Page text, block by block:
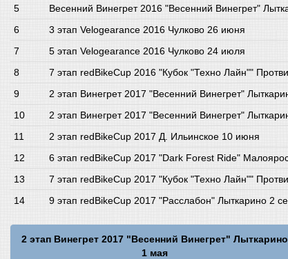
Весенний Винегрет 2016 "Весенний Винегрет"
3 этап Velogearance 2016 Чулково 26 июня
5 этап Velogearance 2016 Чулково 24 июля
7 этап redBikeCup 2016 "Кубок "Техно Лайн""
2 этап Винегрет 2017 "Весенний Винегрет"
2 этап Винегрет 2017 "Весенний Винегрет"
2 этап redBikeCup 2017 Д. Ильинское 10 июня
6 этап redBikeCup 2017 "Dark Forest Ride"
7 этап redBikeCup 2017 "Кубок "Техно Лайн""
9 этап redBikeCup 2017 "Расслабон" Лыткарино 2
2 этап Винегрет 2017 "Весенний Винегрет" Лыткарино
1 мая